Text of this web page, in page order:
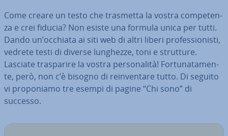
Come creare un testo che trasmetta la vostra com­pe­ten­
za e crei fiducia? Non esiste una formula unica per tutti.
Dando un’occhiata ai siti web di altri liberi pro­fes­sio­ni­sti,
vedrete testi di diverse lunghezze, toni e strutture.
Lasciate tra­spa­ri­re la vostra per­so­na­li­tà! For­tu­na­ta­men­
te, però, non c’è bisogno di rein­ven­ta­re tutto. Di seguito
vi pro­po­nia­mo tre esempi di pagine “Chi sono” di
successo.